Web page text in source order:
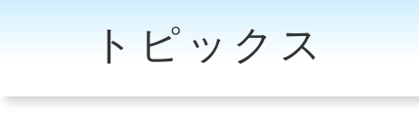
トピックス